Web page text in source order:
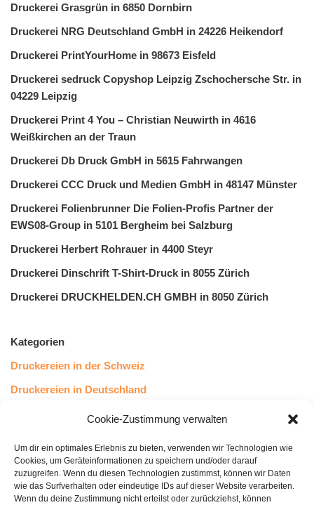
Cookie-Zustimmung verwalten
Um dir ein optimales Erlebnis zu bieten, verwenden wir Technologien wie
Cookies, um Geräteinformationen zu speichern und/oder darauf
zuzugreifen. Wenn du diesen Technologien zustimmst, können wir Daten
wie das Surfverhalten oder eindeutige IDs auf dieser Website verarbeiten.
Wenn du deine Zustimmung nicht erteilst oder zurückziehst, können
Druckerei Grasgrün in 6850 Dornbirn
Druckerei NRG Deutschland GmbH in 24226 Heikendorf
Druckerei PrintYourHome in 98673 Eisfeld
Druckerei sedruck Copyshop Leipzig Zschochersche Str. in
04229 Leipzig
Druckerei Print 4 You – Christian Neuwirth in 4616
Weißkirchen an der Traun
Druckerei Db Druck GmbH in 5615 Fahrwangen
Druckerei CCC Druck und Medien GmbH in 48147 Münster
Druckerei Folienbrunner Die Folien-Profis Partner der
EWS08-Group in 5101 Bergheim bei Salzburg
Druckerei Herbert Rohrauer in 4400 Steyr
Druckerei Dinschrift T-Shirt-Druck in 8055 Zürich
Druckerei DRUCKHELDEN.CH GMBH in 8050 Zürich
Kategorien
Druckereien in der Schweiz
Druckereien in Deutschland
Druckereien in Österreich
Kundenstimmen